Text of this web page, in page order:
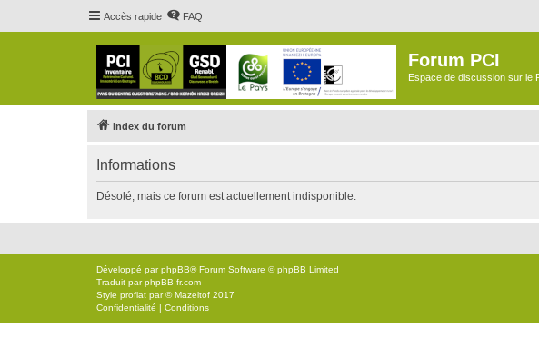
Accès rapide FAQ
Forum PCI
Espace de discussion sur le
Index du forum
Informations
Désolé, mais ce forum est actuellement indisponible.
Développé parphpBB® Forum Software © phpBB Limited
Traduit parphpBB-fr.com
Style proflat par ©Mazeltof 2017
Confidentialité | Conditions